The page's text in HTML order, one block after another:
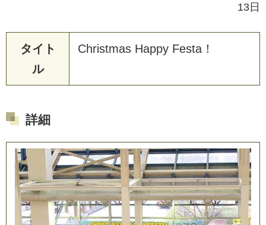
13日
タイト
ル
Christmas Happy Festa ！
詳細